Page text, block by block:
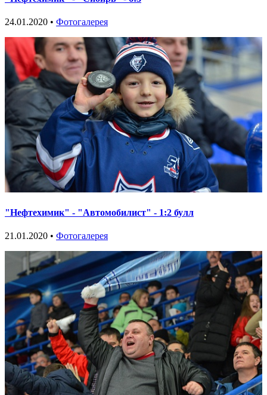
24.01.2020 • Фотогалерея
"Нефтехимик" - "Автомобилист" - 1:2 булл
21.01.2020 • Фотогалерея